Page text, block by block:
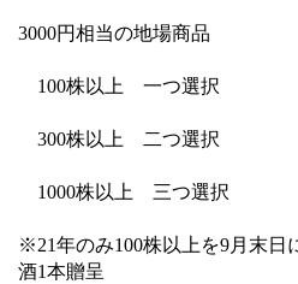
3000円相当の地場商品
100株以上 一つ選択
300株以上 二つ選択
1000株以上 三つ選択
※21年のみ100株以上を9月末日
酒1本贈呈